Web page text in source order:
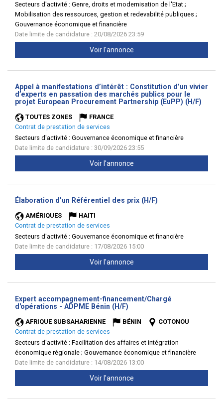
Secteurs d'activité : Genre, droits et modernisation de l'Etat ;
Mobilisation des ressources, gestion et redevabilité publiques ;
Gouvernance économique et financière
Date limite de candidature : 20/08/2026 23:59
Voir l'annonce
Appel à manifestations d’intérêt : Constitution d’un vivier
d’experts en passation des marchés publics pour le
projet European Procurement Partnership (EuPP) (H/F)
TOUTES ZONES
FRANCE
Contrat de prestation de services
Secteurs d'activité : Gouvernance économique et financière
Date limite de candidature : 30/09/2026 23:55
Voir l'annonce
Élaboration d’un Référentiel des prix (H/F)
AMÉRIQUES
HAITI
Contrat de prestation de services
Secteurs d'activité : Gouvernance économique et financière
Date limite de candidature : 17/08/2026 15:00
Voir l'annonce
Expert accompagnement-financement/Chargé
d'opérations - ADPME Bénin (H/F)
AFRIQUE SUBSAHARIENNE BÉNIN
COTONOU
Contrat de prestation de services
Secteurs d'activité : Facilitation des affaires et intégration
économique régionale ; Gouvernance économique et financière
Date limite de candidature : 14/08/2026 13:00
Voir l'annonce